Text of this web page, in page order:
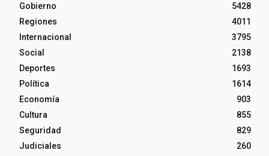
Gobierno
5428
Regiones
4011
Internacional
3795
Social
2138
Deportes
1693
Política
1614
Economía
903
Cultura
855
Seguridad
829
Judiciales
260